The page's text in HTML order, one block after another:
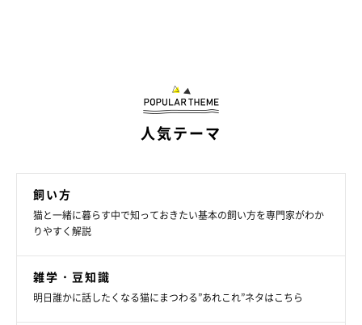
人気テーマ
飼い方
猫と一緒に暮らす中で知っておきたい基本の飼い方を専門家がわか
りやすく解説
雑学・豆知識
明日誰かに話したくなる猫にまつわる”あれこれ”ネタはこちら